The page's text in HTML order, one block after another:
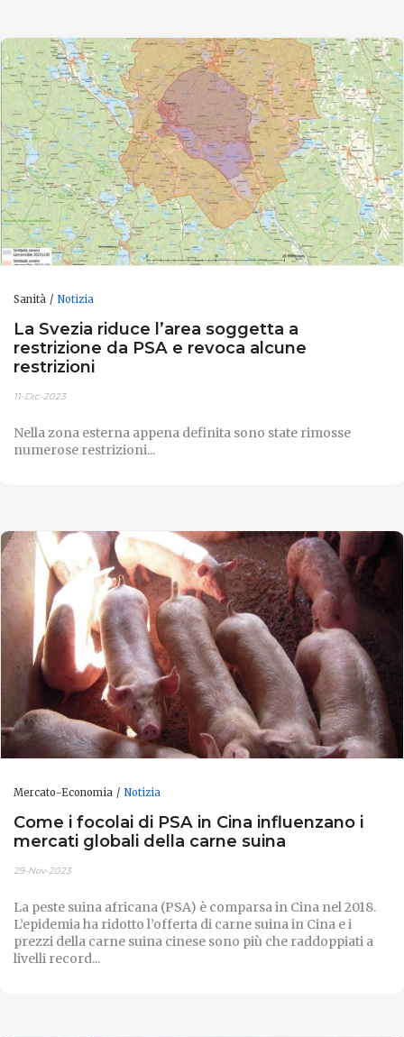
Sanità Notizia
La Svezia riduce l’area soggetta a
restrizione da PSA e revoca alcune
restrizioni
11-Dic-2023
Nella zona esterna appena definita sono state rimosse
numerose restrizioni...
Mercato-Economia Notizia
Come i focolai di PSA in Cina influenzano i
mercati globali della carne suina
29-Nov-2023
La peste suina africana (PSA) è comparsa in Cina nel 2018.
L’epidemia ha ridotto l’offerta di carne suina in Cina e i
prezzi della carne suina cinese sono più che raddoppiati a
livelli record...